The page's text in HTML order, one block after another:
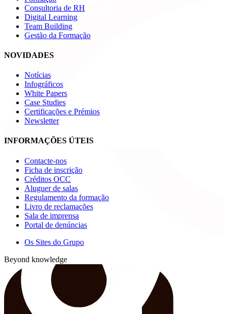
Consultoria de RH
Digital Learning
Team Building
Gestão da Formação
NOVIDADES
Notícias
Infográficos
White Papers
Case Studies
Certificações e Prémios
Newsletter
INFORMAÇÕES ÚTEIS
Contacte-nos
Ficha de inscrição
Créditos OCC
Aluguer de salas
Regulamento da formação
Livro de reclamações
Sala de imprensa
Portal de denúncias
Os Sites do Grupo
Beyond knowledge